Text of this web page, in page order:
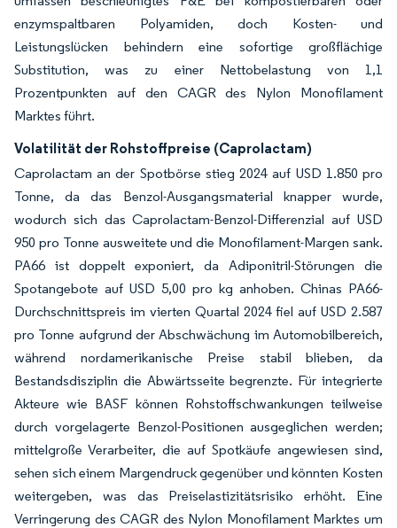
enzymspaltbaren Polyamiden, doch Kosten- und
Leistungslücken behindern eine sofortige großflächige
Substitution, was zu einer Nettobelastung von 1,1
Prozentpunkten auf den CAGR des Nylon Monofilament
Marktes führt.
Volatilität der Rohstoffpreise (Caprolactam)
Caprolactam an der Spotbörse stieg 2024 auf USD 1.850 pro
Tonne, da das Benzol-Ausgangsmaterial knapper wurde,
wodurch sich das Caprolactam-Benzol-Differenzial auf USD
950 pro Tonne ausweitete und die Monofilament-Margen sank.
PA66 ist doppelt exponiert, da Adiponitril-Störungen die
Spotangebote auf USD 5,00 pro kg anhoben. Chinas PA66-
Durchschnittspreis im vierten Quartal 2024 fiel auf USD 2.587
pro Tonne aufgrund der Abschwächung im Automobilbereich,
während nordamerikanische Preise stabil blieben, da
Bestandsdisziplin die Abwärtsseite begrenzte. Für integrierte
Akteure wie BASF können Rohstoffschwankungen teilweise
durch vorgelagerte Benzol-Positionen ausgeglichen werden;
mittelgroße Verarbeiter, die auf Spotkäufe angewiesen sind,
sehen sich einem Margendruck gegenüber und könnten Kosten
weitergeben, was das Preiselastizitätsrisiko erhöht. Eine
Verringerung des CAGR des Nylon Monofilament Marktes um